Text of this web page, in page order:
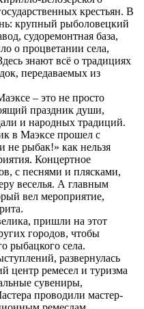
крестьян. В
крупный рыболовецкий
судоремонтная база,
о процветании села,
знают всё о традициях
передаваемых из
– это не просто
праздник души,
и народных традиций.
в Маэксе прошел с
не рыбак!» как нельзя
Концертное
с песнями и плясками,
веселья. А главным
вел мероприятие,
пришли на этот
городов, чтобы
рыбацкого села.
развернулась
центр ремесел и туризма
сувениры,
проводили мастер-